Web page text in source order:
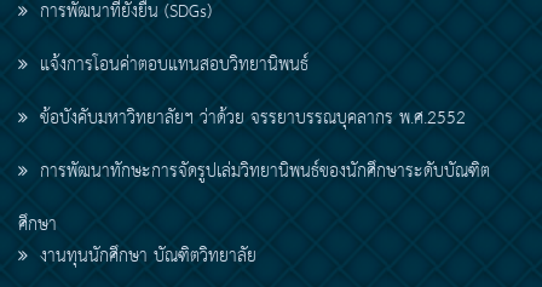
การพัฒนาที่ยั่งยืน (SDGs)
แจ้งการโอนค่าตอบแทนสอบวิทยานิพนธ์
ข้อบังคับมหาวิทยาลัยฯ ว่าด้วย จรรยาบรรณบุคลากร พ.ศ.2552
การพัฒนาทักษะการจัดรูปเล่มวิทยานิพนธ์ของนักศึกษาระดับบัณฑิต
ศึกษา
งานทุนนักศึกษา บัณฑิตวิทยาลัย